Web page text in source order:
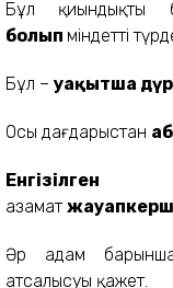
Бұл қиындықты
болып міндетті
Бұл – уақытша
Осы дағдарыстан
Енгізілген
азамат
Әр адам барынша
атсалысуы қажет.